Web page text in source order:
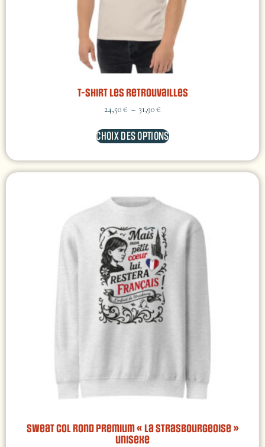
T-shirt Les retrouvailles
24,50€ – 31,90€
CHOIX DES OPTIONS
Sweat col rond premium « La Strasbourgeoise »
unisexe